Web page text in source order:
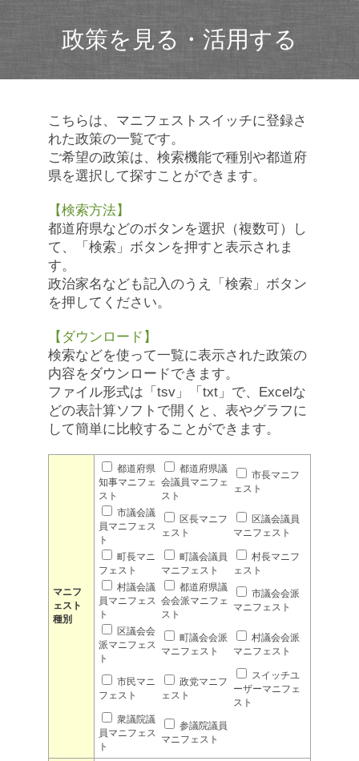
政策を見る・活用する
こちらは、マニフェストスイッチに登録さ
れた政策の一覧です。
ご希望の政策は、検索機能で種別や都道府
県を選択して探すことができます。
【検索方法】
都道府県などのボタンを選択（複数可）し
て、「検索」ボタンを押すと表示されま
す。
政治家名なども記入のうえ「検索」ボタン
を押してください。
【ダウンロード】
検索などを使って一覧に表示された政策の
内容をダウンロードできます。
ファイル形式は「tsv」「txt」で、Excelな
どの表計算ソフトで開くと、表やグラフに
して簡単に比較することができます。
マニフ
ェスト
種別
都道府県
知事マニフェ
スト
都道府県議
会議員マニフェ
スト
市長マニフ
ェスト
市議会議
員マニフェス
ト
区長マニフ
ェスト
区議会議員
マニフェスト
町長マニ
フェスト
町議会議員
マニフェスト
村長マニフ
ェスト
村議会議
員マニフェス
ト
都道府県議
会会派マニフェ
スト
市議会会派
マニフェスト
区議会会
派マニフェス
ト
町議会会派
マニフェスト
村議会会派
マニフェスト
市民マニ
フェスト
政党マニフ
ェスト
スイッチユ
ーザーマニフェ
スト
衆議院議
員マニフェス
ト
参議院議員
マニフェスト